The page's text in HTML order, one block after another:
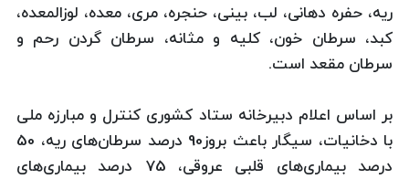
ریه، حفره دهانی، لب، بینی، حنجره، مری، معده، لوزالمعده،
كبد، سرطان خون، كلیه و مثانه، سرطان گردن رحم و
سرطان مقعد است.
بر اساس اعلام دبیرخانه ستاد كشوری كنترل و مبارزه ملی
با دخانیات، سیگار باعث بروز90 درصد سرطان‌های ریه، 50
درصد بیماری‌های قلبی عروقی، 75 درصد بیماری‌های